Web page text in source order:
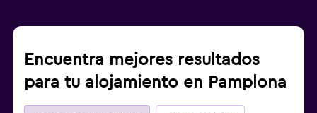
Encuentra mejores resultados
para tu alojamiento en Pamplona